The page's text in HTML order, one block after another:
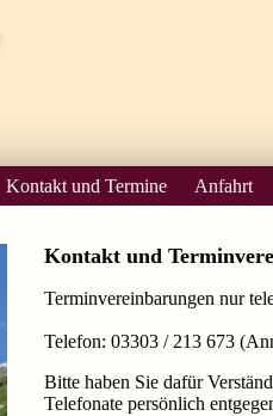
Kontakt und Termine Anfahrt
Kontakt und
Terminvereinbarungen nur
Telefon: 03303 / 213 673
Bitte haben Sie dafür
Telefonate persönlich